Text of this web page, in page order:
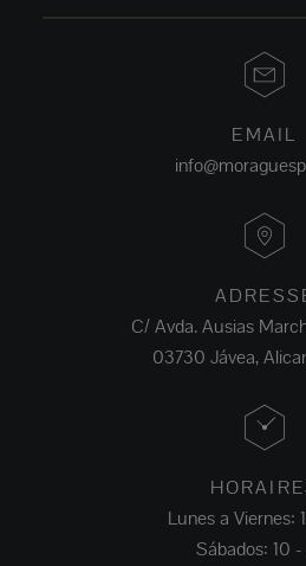
EMAIL
C/ Avda. Ausias
03730 Jávea,
Lunes a Viernes:
Sábados: 10 -